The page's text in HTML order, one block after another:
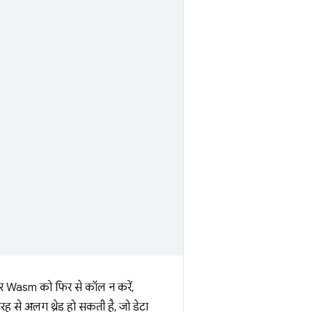
Wasm को फिर से कॉल न करें,
से अलग थ्रेड हो सकती है, जो डेटा